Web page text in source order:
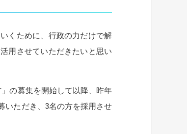
くために、行政の力だけで解
用させていただきたいと思い
の募集を開始して以降、昨年
いただき、3名の方を採用させ